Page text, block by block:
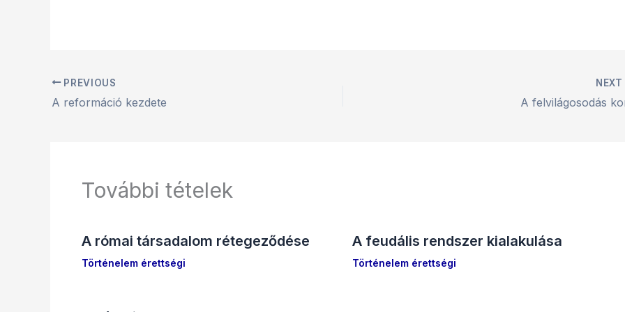
PREVIOUS
A reformáció kezdete
NEXT
A felvilágosodás
További tételek
A római társadalom rétegeződése
Történelem érettségi
A feudális rendszer kialakulása
Történelem érettségi